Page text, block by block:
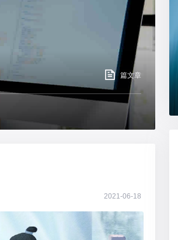
篇文章
2021-06-18